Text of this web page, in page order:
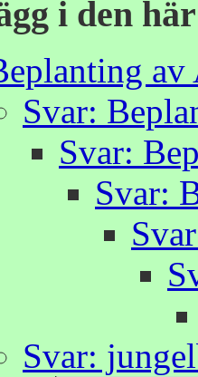
i den
av
Svar:
Svar:
Svar:
Svar: